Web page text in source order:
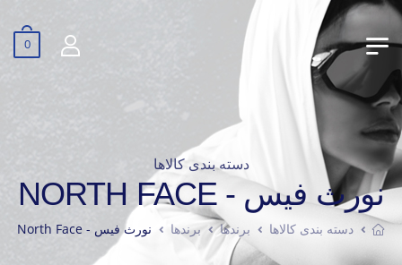
0
دسته بندی کالاها
نورث فیس - NORTH FACE
دسته بندی کالاها برندها برندها نورث فیس - North Face